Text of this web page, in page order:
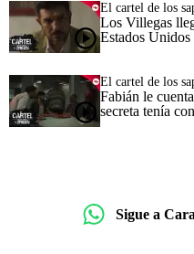
El cartel de los
Los Villegas
Estados Unidos
El cartel de los
Fabián le
secreta tenía
Sigue a